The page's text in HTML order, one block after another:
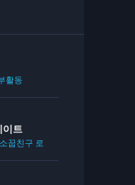
활동
이트
소꿉친구 로맨스